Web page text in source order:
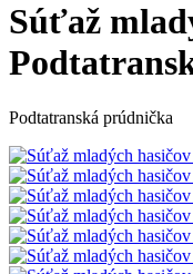
Súťaž
Podtatranská prúdnička